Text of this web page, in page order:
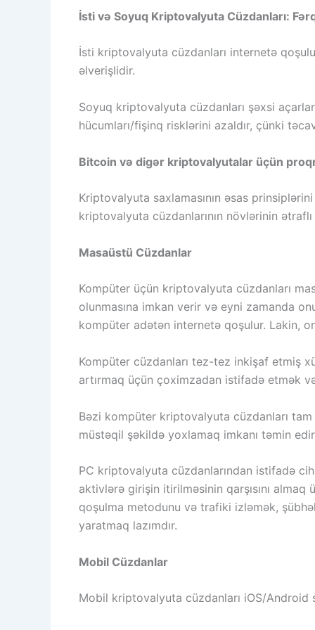
İsti və Soyuq Kriptovalyuta Cüzdanları:
İsti kriptovalyuta cüzdanları internetə
əlverişlidir.
Soyuq kriptovalyuta cüzdanları şəxsi
hücumları/fişinq risklərini azaldır, çünki
Bitcoin və digər kriptovalyutalar üçün
Kriptovalyuta saxlamasının əsas
kriptovalyuta cüzdanlarının növlərinin
Masaüstü Cüzdanlar
Kompüter üçün kriptovalyuta cüzdanları
olunmasına imkan verir və eyni zamanda
kompüter adətən internetə qoşulur. Lakin,
Kompüter cüzdanları tez-tez inkişaf etmiş
artırmaq üçün çoximzadan istifadə etmək
Bəzi kompüter kriptovalyuta cüzdanları
müstəqil şəkildə yoxlamaq imkanı təmin
PC kriptovalyuta cüzdanlarından istifadə
aktivlərə girişin itirilməsinin qarşısını
qoşulma metodunu və trafiki izləmək,
yaratmaq lazımdır.
Mobil Cüzdanlar
Mobil kriptovalyuta cüzdanları iOS/Android